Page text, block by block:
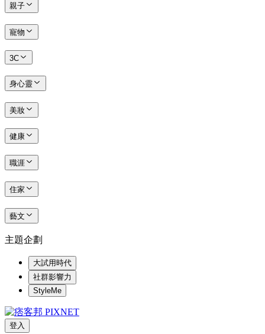
親子
寵物
3C
身心靈
美妝
健康
職涯
住家
藝文
主題企劃
大試用時代
社群影響力
StyleMe
登入